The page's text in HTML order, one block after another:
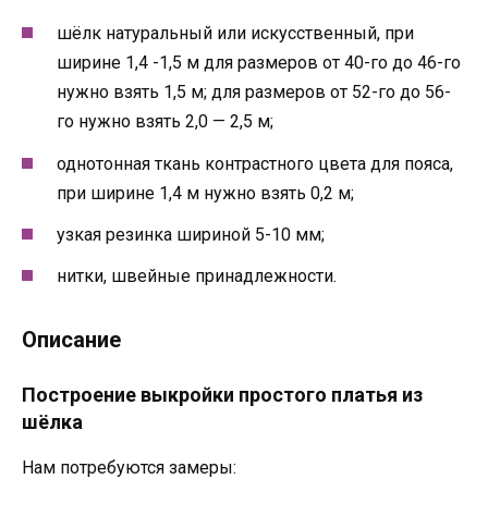
шёлк натуральный или искусственный, при
ширине 1,4 -1,5 м для размеров от 40-го до 46-го
нужно взять 1,5 м; для размеров от 52-го до 56-
го нужно взять 2,0 — 2,5 м;
однотонная ткань контрастного цвета для пояса,
при ширине 1,4 м нужно взять 0,2 м;
узкая резинка шириной 5-10 мм;
нитки, швейные принадлежности.
Описание
Построение выкройки простого платья из
шёлка
Нам потребуются замеры: